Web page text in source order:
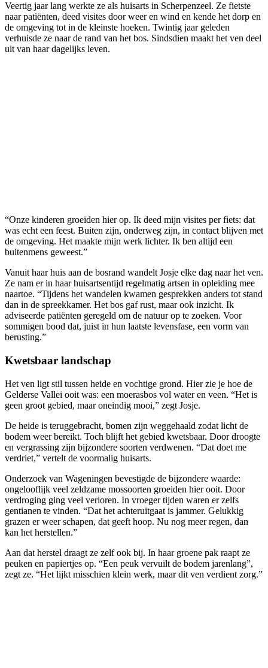
Veertig jaar lang werkte ze als huisarts in Scherpenzeel. Ze fietste
naar patiënten, deed visites door weer en wind en kende het dorp en
de omgeving tot in de kleinste hoeken. Twintig jaar geleden
verhuisde ze naar de rand van het bos. Sindsdien maakt het ven deel
uit van haar dagelijks leven.
“Onze kinderen groeiden hier op. Ik deed mijn visites per fiets: dat
was echt een feest. Buiten zijn, onderweg zijn, in contact blijven met
de omgeving. Het maakte mijn werk lichter. Ik ben altijd een
buitenmens geweest.”
Vanuit haar huis aan de bosrand wandelt Josje elke dag naar het ven.
Ze nam er in haar huisartsentijd regelmatig artsen in opleiding mee
naartoe. “Tijdens het wandelen kwamen gesprekken anders tot stand
dan in de spreekkamer. Het bos gaf rust, maar ook inzicht. Ik
adviseerde patiënten geregeld om de natuur op te zoeken. Voor
sommigen bood dat, juist in hun laatste levensfase, een vorm van
berusting.”
Kwetsbaar landschap
Het ven ligt stil tussen heide en vochtige grond. Hier zie je hoe de
Gelderse Vallei ooit was: een moerasbos vol water en veen. “Het is
geen groot gebied, maar oneindig mooi,” zegt Josje.
De heide is teruggebracht, bomen zijn weggehaald zodat licht de
bodem weer bereikt. Toch blijft het gebied kwetsbaar. Door droogte
en vergrassing zijn bijzondere soorten verdwenen. “Dat doet me
verdriet,” vertelt de voormalig huisarts.
Onderzoek van Wageningen bevestigde de bijzondere waarde:
ongelooflijk veel zeldzame mossoorten groeiden hier ooit. Door
verdroging ging veel verloren. In vroeger tijden waren er zelfs
gentianen te vinden. “Dat het achteruitgaat is jammer. Gelukkig
grazen er weer schapen, dat geeft hoop. Nu nog meer regen, dan
kan het herstellen.”
Aan dat herstel draagt ze zelf ook bij. In haar groene pak raapt ze
peuken en papiertjes op. “Een peuk vervuilt de bodem jarenlang”,
zegt ze. “Het lijkt misschien klein werk, maar dit ven verdient zorg.”